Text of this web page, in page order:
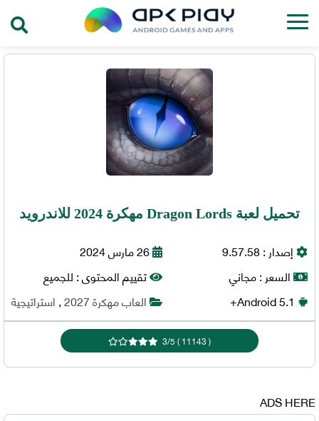
تحميل لعبة Dragon Lords مهكرة 2024 للاندرويد
إصدار :9.57.58
السعر :مجاني
Android5.1+
26 مارس 2024
تقييم المحتوى :للجميع
العاب مهكرة 2027
,استراتيجية
(
11143
)
3/5
ADS HERE